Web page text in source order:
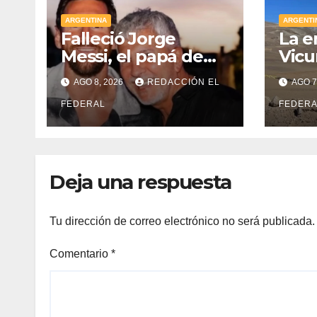
ARGENTINA
Falleció Jorge
Messi, el papá de
Lionel Messi
AGO 8, 2026 REDACCIÓN EL
FEDERAL
La
AGO
Deja una respuesta
Tu dirección de correo electrónico no será publicada.
Comentario *